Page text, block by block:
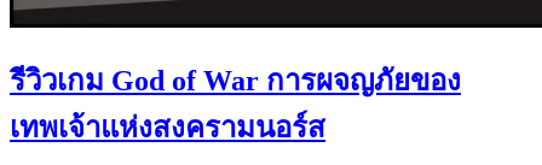
รีวิวเกม God of War การผจญภัยของ
เทพเจ้าแห่งสงครามนอร์ส